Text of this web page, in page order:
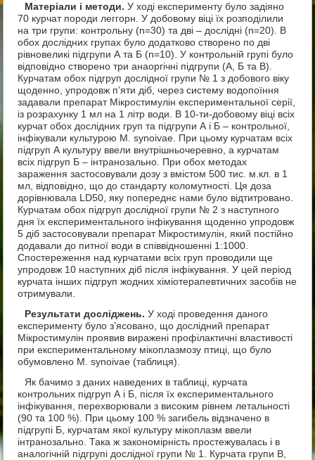
Матеріали і методи. У ході експерименту було задіяно
70 курчат породи леггорн. У добовому віці їх розподілили
на три групи: контрольну (n=30) та дві – дослідні (n=20). В
обох дослідних групах було додатково створено по дві
рівновеликі підгрупи А та Б (n=10). У контрольній групі було
відповідно створено три анаоргічні підгрупи (А, Б та В).
Курчатам обох підгруп дослідної групи № 1 з добового віку
щоденно, упродовж п’яти діб, через систему водопоїння
задавали препарат Мікростимулін експериментальної серії,
із розрахунку 1 мл на 1 літр води. В 10-ти-добовому віці всіх
курчат обох дослідних груп та підгрупи А і Б – контрольної,
інфікували культурою M. synoivae. При цьому курчатам всіх
підгруп А культуру ввели внутрішньочеревно, а курчатам
всіх підгруп Б – інтранозально. При обох методах
зараження застосовували дозу з вмістом 500 тис. м.кл. в 1
мл, відповідно, що до стандарту коломутності. Ця доза
дорівнювала LD50, яку попереднє нами було відтитровано.
Курчатам обох підгруп дослідної групи № 2 з наступного
дня їх експериментального інфікування щоденно упродовж
5 діб застосовували препарат Мікростимулін, який постійно
додавали до питної води в співвідношенні 1:1000.
Спостереження над курчатами всіх груп проводили ще
упродовж 10 наступних діб після інфікування. У цей період
курчата інших підгруп жодних хіміотерапевтичних засобів не
отримували.
Результати досліджень. У ході проведення даного
експерименту було з’ясовано, що дослідний препарат
Мікростимулін проявив виражені профілактичні властивості
при експериментальному мікоплазмозу птиці, що було
обумовлено M. synoivae (таблиця).
Як бачимо з даних наведених в таблиці, курчата
контрольних підгруп А і Б, після їх експериментального
інфікування, перехворювали з високим рівнем летальності
(90 та 100 %). При цьому 100 % загибель відзначено в
підгрупі Б, курчатам якої культуру мікоплазм ввели
інтранозально. Така ж закономірність простежувалась і в
аналогічній підгрупі дослідної групи № 1. Курчата групи В,